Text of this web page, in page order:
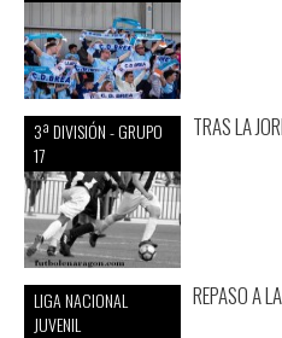
3ª DIVISIÓN - GRUPO
17
TRAS LA
LIGA NACIONAL
JUVENIL
REPASO A